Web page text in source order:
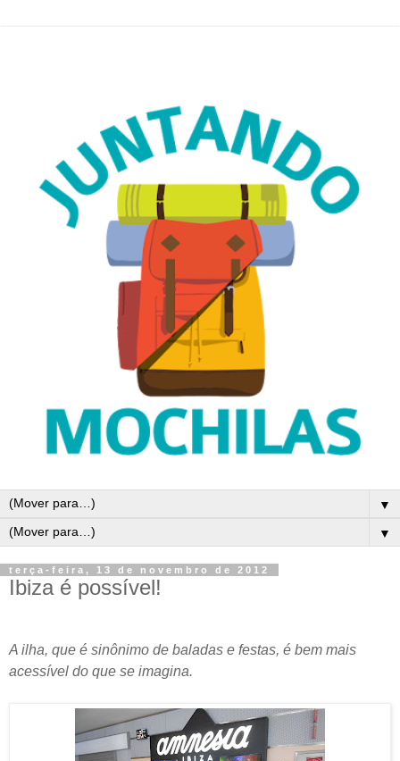
▼
▼
terça-feira, 13 de novembro de 2012
Ibiza é possível!
A ilha, que é sinônimo de baladas e festas, é bem mais
acessível do que se imagina.